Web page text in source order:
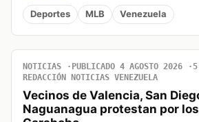
Deportes MLB Venezuela
NOTICIAS PUBLICADO 4 AGOSTO 2026
REDACCIÓN NOTICIAS VENEZUELA
Vecinos de Valencia, San
Naguanagua protestan por